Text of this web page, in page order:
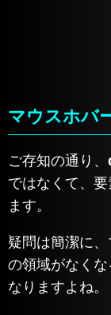
マウスホバ
ご存知の通り、
ではなくて、
ます。
疑問は簡潔に
の領域がなく
なりますよね。